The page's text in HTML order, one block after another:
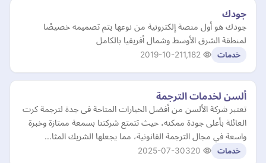
جودك
جودك هو أول منصة إلكترونية من نوعها يتم تصميمه خصيصًا
لمنطقة الشرق الأوسط وشمال أفريقيا بالكامل
خدمات 2019-10-21
ألسن لخدمات الترجمة
تعتبر شركة الألسن من أفضل الخيارات المتاحة فى جدة لترجمة كرت
العائلة بأعلى جودة ممكنه، حيث تتمتع شركتنا بسمعة ممتازة وخبرة
واسعة في مجال الترجمة القانونية، مما يجعلها الشريك المثا…
خدمات 2025-07-30